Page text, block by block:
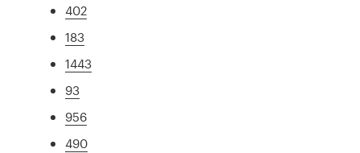
402
183
1443
93
956
490